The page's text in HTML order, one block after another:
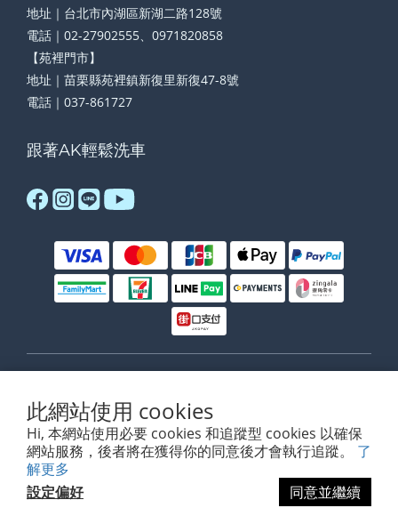
此網站使用 cookies
Hi, 本網站使用必要 cookies 和追蹤型 cookies 以確保
網站服務，後者將在獲得你的同意後才會執行追蹤。 了
解更多
設定偏好
同意並繼續
地址｜台北市內湖區新湖二路128號
電話｜02-27902555、0971820858
【苑裡門市】
地址｜苗栗縣苑裡鎮新復里新復47-8號
電話｜037-861727
跟著AK輕鬆洗車